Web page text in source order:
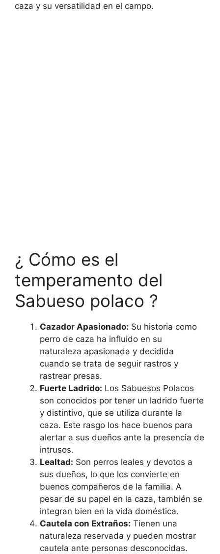
caza y su versatilidad en el campo.
¿ Cómo es el
temperamento del
Sabueso polaco ?
Cazador Apasionado: Su historia como
perro de caza ha influido en su
naturaleza apasionada y decidida
cuando se trata de seguir rastros y
rastrear presas.
Fuerte Ladrido: Los Sabuesos Polacos
son conocidos por tener un ladrido fuerte
y distintivo, que se utiliza durante la
caza. Este rasgo los hace buenos para
alertar a sus dueños ante la presencia de
intrusos.
Lealtad: Son perros leales y devotos a
sus dueños, lo que los convierte en
buenos compañeros de la familia. A
pesar de su papel en la caza, también se
integran bien en la vida doméstica.
Cautela con Extraños: Tienen una
naturaleza reservada y pueden mostrar
cautela ante personas desconocidas.